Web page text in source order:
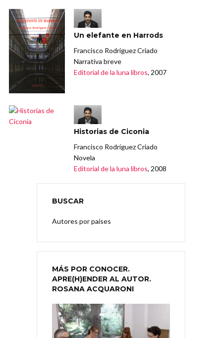
Un elefante en Harrods
Francisco Rodríguez Criado
Narrativa breve
Editorial de la luna libros, 2007
Historias de Ciconia
Francisco Rodríguez Criado
Novela
Editorial de la luna libros, 2008
BUSCAR
Autores por países
MÁS POR CONOCER.
APRE(H)ENDER AL AUTOR.
ROSANA ACQUARONI